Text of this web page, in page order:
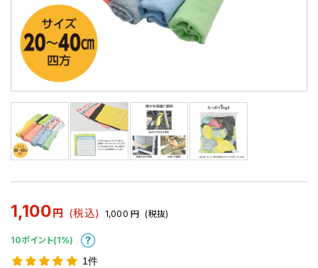
1,100 円 (税込) 1,000 円 (税抜)
10ポイント(1%)
1件